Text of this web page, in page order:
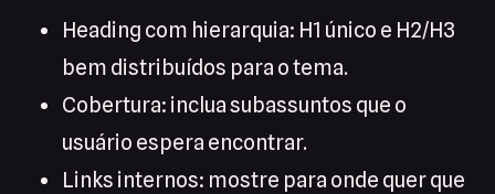
Heading com hierarquia: H1 único e H2/H3
bem distribuídos para o tema.
Cobertura: inclua subassuntos que o
usuário espera encontrar.
Links internos: mostre para onde quer que